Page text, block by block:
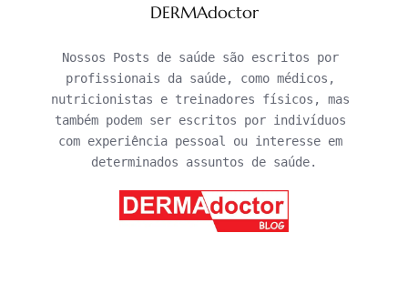
DERMAdoctor
Nossos Posts de saúde são escritos por
profissionais da saúde, como médicos,
nutricionistas e treinadores físicos, mas
também podem ser escritos por indivíduos
com experiência pessoal ou interesse em
determinados assuntos de saúde.